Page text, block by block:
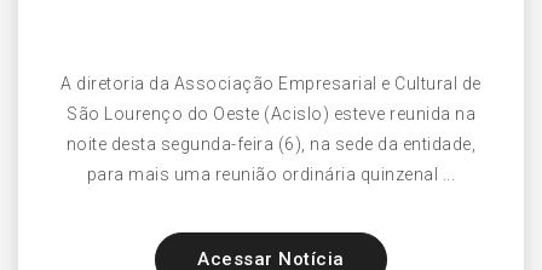
A diretoria da Associação Empresarial e Cultural de
São Lourenço do Oeste (Acislo) esteve reunida na
noite desta segunda-feira (6), na sede da entidade,
para mais uma reunião ordinária quinzenal ...
Acessar Notícia